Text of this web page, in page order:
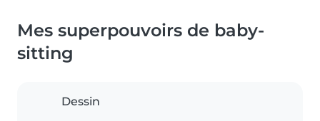
Mes superpouvoirs de baby-
sitting
Dessin